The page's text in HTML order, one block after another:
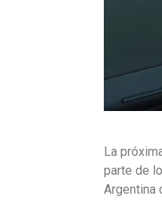
La
parte de
Argentina